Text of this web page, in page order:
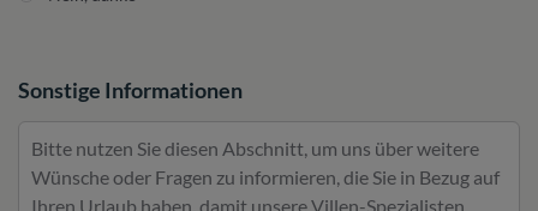
Sonstige Informationen